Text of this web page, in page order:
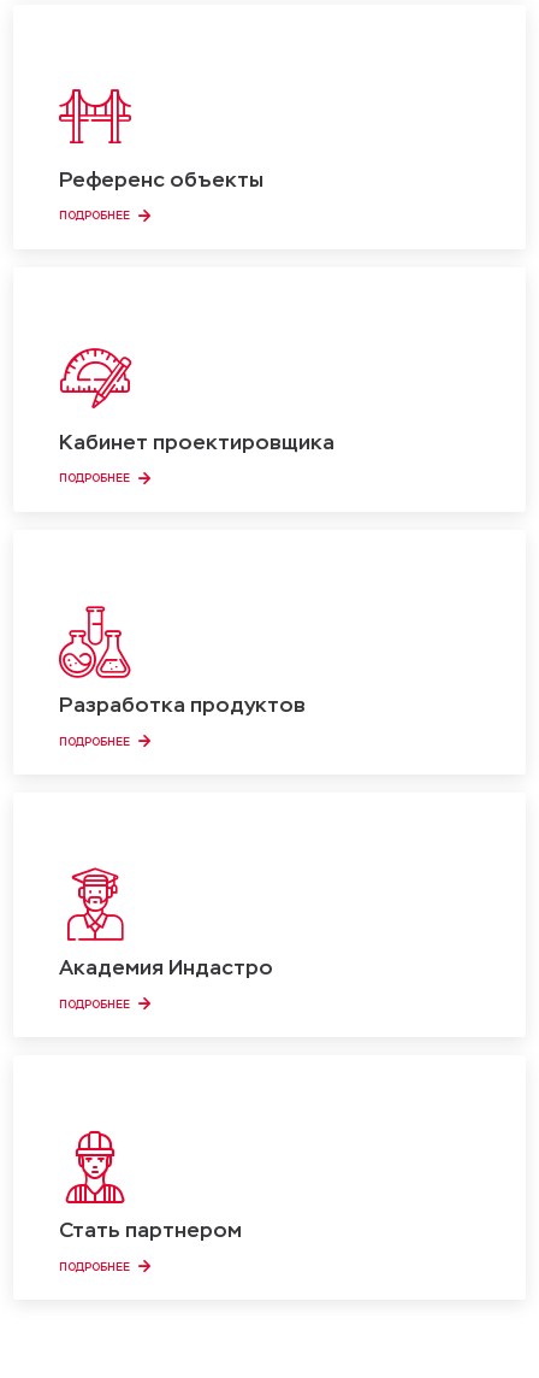
Референс объекты
ПОДРОБНЕЕ
Кабинет проектировщика
ПОДРОБНЕЕ
Разработка продуктов
ПОДРОБНЕЕ
Академия Индастро
ПОДРОБНЕЕ
Стать партнером
ПОДРОБНЕЕ